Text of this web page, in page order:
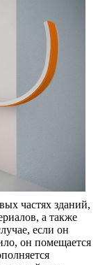
частях зданий,
а также
если он
он помещается